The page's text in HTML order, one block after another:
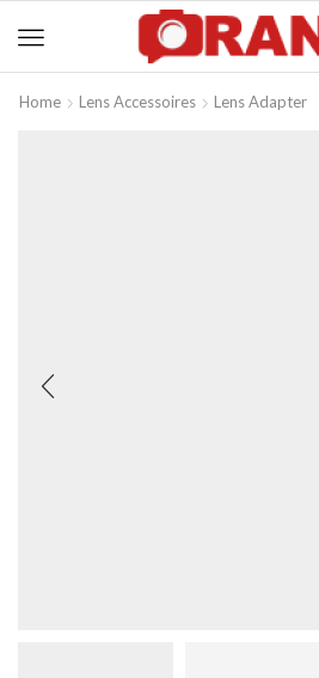
Home Lens Accessoires Lens Adapter